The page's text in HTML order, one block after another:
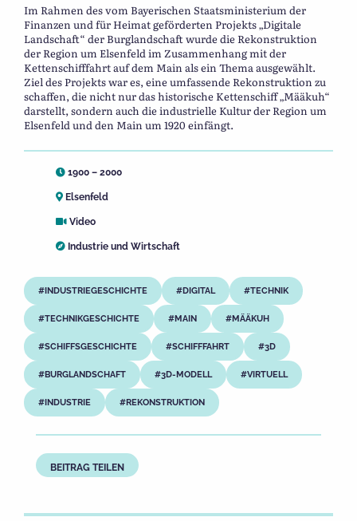
Im Rahmen des vom Bayerischen Staatsministerium der
Finanzen und für Heimat geförderten Projekts „Digitale
Landschaft“ der Burglandschaft wurde die Rekonstruktion
der Region um Elsenfeld im Zusammenhang mit der
Kettenschifffahrt auf dem Main als ein Thema ausgewählt.
Ziel des Projekts war es, eine umfassende Rekonstruktion zu
schaffen, die nicht nur das historische Kettenschiff „Määkuh“
darstellt, sondern auch die industrielle Kultur der Region um
Elsenfeld und den Main um 1920 einfängt.
1900 – 2000
Elsenfeld
Video
Industrie und Wirtschaft
INDUSTRIEGESCHICHTE DIGITAL TECHNIK
TECHNIKGESCHICHTE MAIN MÄÄKUH
SCHIFFSGESCHICHTE SCHIFFFAHRT 3D
BURGLANDSCHAFT 3D-MODELL VIRTUELL
INDUSTRIE REKONSTRUKTION
BEITRAG TEILEN